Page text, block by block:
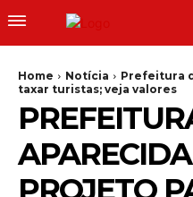
Home Notícia
Prefeitura
taxar turistas; veja valores